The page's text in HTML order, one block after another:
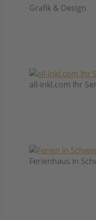
Grafik & Design
all-inkl.com Ihr
Ferienhaus in